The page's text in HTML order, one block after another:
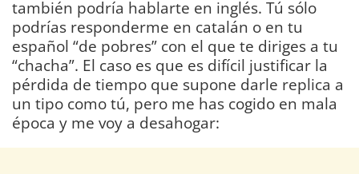
también podría hablarte en inglés. Tú sólo
podrías responderme en catalán o en tu
español “de pobres” con el que te diriges a tu
“chacha”. El caso es que es difícil justificar la
pérdida de tiempo que supone darle replica a
un tipo como tú, pero me has cogido en mala
época y me voy a desahogar: